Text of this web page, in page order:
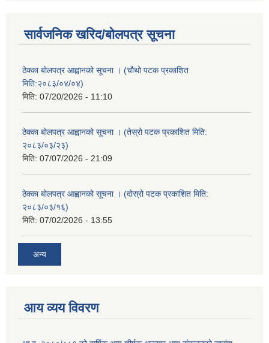
सार्वजनिक खरिद/बोलपत्र सूचना
ठेक्का बोलपत्र आह्वानको सूचना । (चौथो पटक प्रकाशित
मिति:२०८३/०४/०४)
मिति: 07/20/2026 - 11:10
ठेक्का बोलपत्र आह्वानको सूचना । (तेस्रो पटक प्रकाशित मिति:
२०८३/०३/२३)
मिति: 07/07/2026 - 21:09
ठेक्का बोलपत्र आह्वानको सूचना । (दोस्रो पटक प्रकाशित मिति:
२०८३/०३/१६)
मिति: 07/02/2026 - 13:55
अन्य
आय व्यय विवरण